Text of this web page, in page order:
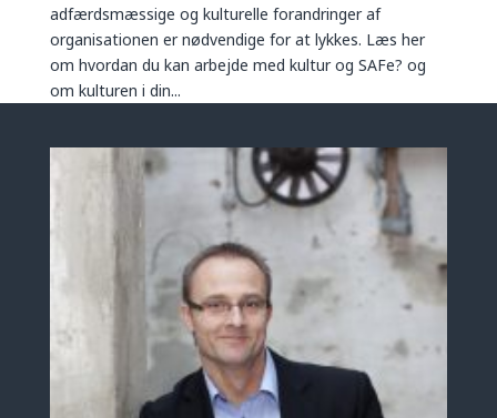
adfærdsmæssige og kulturelle forandringer af
organisationen er nødvendige for at lykkes. Læs her
om hvordan du kan arbejde med kultur og SAFe? og
om kulturen i din...